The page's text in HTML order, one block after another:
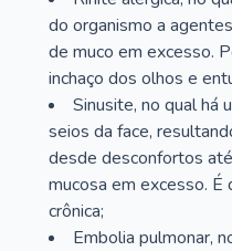
do organismo a
de muco em excesso.
inchaço dos olhos e
Sinusite, no qual há
seios da face,
desde desconfortos
mucosa em excesso. É
crônica;
Embolia pulmonar,